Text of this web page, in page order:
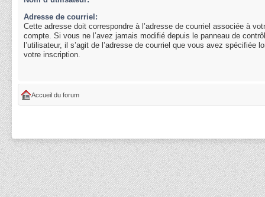
Adresse de courriel:
Cette adresse doit correspondre à l’adresse de courriel associée à
compte. Si vous ne l’avez jamais modifié depuis le panneau de
l’utilisateur, il s’agit de l’adresse de courriel que vous avez spécifiée
votre inscription.
Accueil du forum